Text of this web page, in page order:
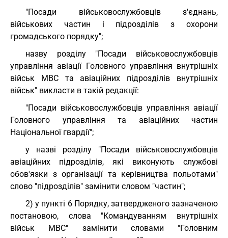
"Посади військовослужбовців з'єднань,
військових частин і підрозділів з охорони
громадського порядку";
назву розділу "Посади військовослужбовців
управління авіації Головного управління внутрішніх
військ МВС та авіаційних підрозділів внутрішніх
військ" викласти в такій редакції:
"Посади військовослужбовців управління авіації
Головного управління та авіаційних частин
Національної гвардії";
у назві розділу "Посади військовослужбовців
авіаційних підрозділів, які виконують службові
обов'язки з організації та керівництва польотами"
слово "підрозділів" замінити словом "частин";
2) у пункті 6 Порядку, затвердженого зазначеною
постановою, слова "Командуванням внутрішніх
військ МВС" замінити словами "Головним